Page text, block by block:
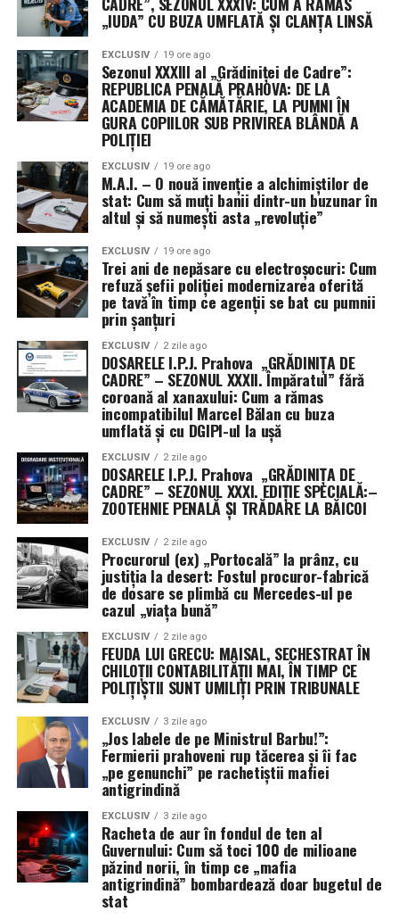
redistribuirea forțelor în regiunile geografice deja
autorizate. Totuși, amploarea tehnologică și riscul
operațional par să fi depășit așteptările multor aleși de
la Roma.
Vitrină tehnologică și câmp de
antrenament împotriva Iranului
Dincolo de obiectivele strategice, misiunea din Golf are
două mize esențiale. Pe de o parte, oferă armatei italiene
ocazia rară de a acumula experiență operativă directă
împotriva tehnologiilor militare iraniene, colectând
date vitale despre apărarea antirachetă și lupta anti-
dronă.
Pe de altă parte, există o dimensiune industrială
evidentă. Prin desfășurarea sistemelor SAMP/T și a
tehnologiilor anti-dronă de la Leonardo în condiții reale
de conflict, Italia își transformă misiunea într-o
veritabilă vitrină comercială. Succesul acestor
echipamente sub presiunea atacurilor din Golf ar putea
consolida poziția Italiei pe piața globală de armament,
demonstrând că tehnologia națională este pregătită
pentru cele mai dure provocări moderne.
„IUDA” CU BUZA UMFLATĂ ȘI CLANȚA LINSĂ
EXCLUSIV 19 ore ago
Sezonul XXXIII al „Grădiniței de Cadre”:
REPUBLICA PENALĂ PRAHOVA: DE LA
ACADEMIA DE CĂMĂTĂRIE, LA PUMNI ÎN
GURA COPIILOR SUB PRIVIREA BLÂNDĂ A
POLIȚIEI
EXCLUSIV 19 ore ago
M.A.I. – O nouă invenție a alchimiștilor de
stat: Cum să muți banii dintr-un buzunar în
altul și să numești asta „revoluție”
EXCLUSIV 19 ore ago
Trei ani de nepăsare cu electroșocuri: Cum
refuză șefii poliției modernizarea oferită
pe tavă în timp ce agenții se bat cu pumnii
prin șanțuri
EXCLUSIV 2 zile ago
DOSARELE I.P.J. Prahova „GRĂDINIȚA DE
CADRE” – SEZONUL XXXII. Împăratul” fără
coroană al xanaxului: Cum a rămas
incompatibilul Marcel Bălan cu buza
umflată și cu DGIPI-ul la ușă
EXCLUSIV 2 zile ago
DOSARELE I.P.J. Prahova „GRĂDINIȚA DE
CADRE” – SEZONUL XXXI. EDIȚIE SPECIALĂ:–
ZOOTEHNIE PENALĂ ȘI TRĂDARE LA BĂICOI
EXCLUSIV 2 zile ago
Procurorul (ex) „Portocală” la prânz, cu
justiția la desert: Fostul procuror-fabrică
de dosare se plimbă cu Mercedes-ul pe
cazul „viața bună”
EXCLUSIV 2 zile ago
FEUDA LUI GRECU: MAISAL, SECHESTRAT ÎN
CHILOȚII CONTABILITĂȚII MAI, ÎN TIMP CE
POLIȚIȘTII SUNT UMILIȚI PRIN TRIBUNALE
EXCLUSIV 3 zile ago
„Jos labele de pe Ministrul Barbu!”:
Fermierii prahoveni rup tăcerea și îi fac
„pe genunchi” pe rachetiștii mafiei
antigrindină
EXCLUSIV 3 zile ago
Racheta de aur în fondul de ten al
Guvernului: Cum să toci 100 de milioane
păzind norii, în timp ce „mafia
antigrindină” bombardează doar bugetul de
stat